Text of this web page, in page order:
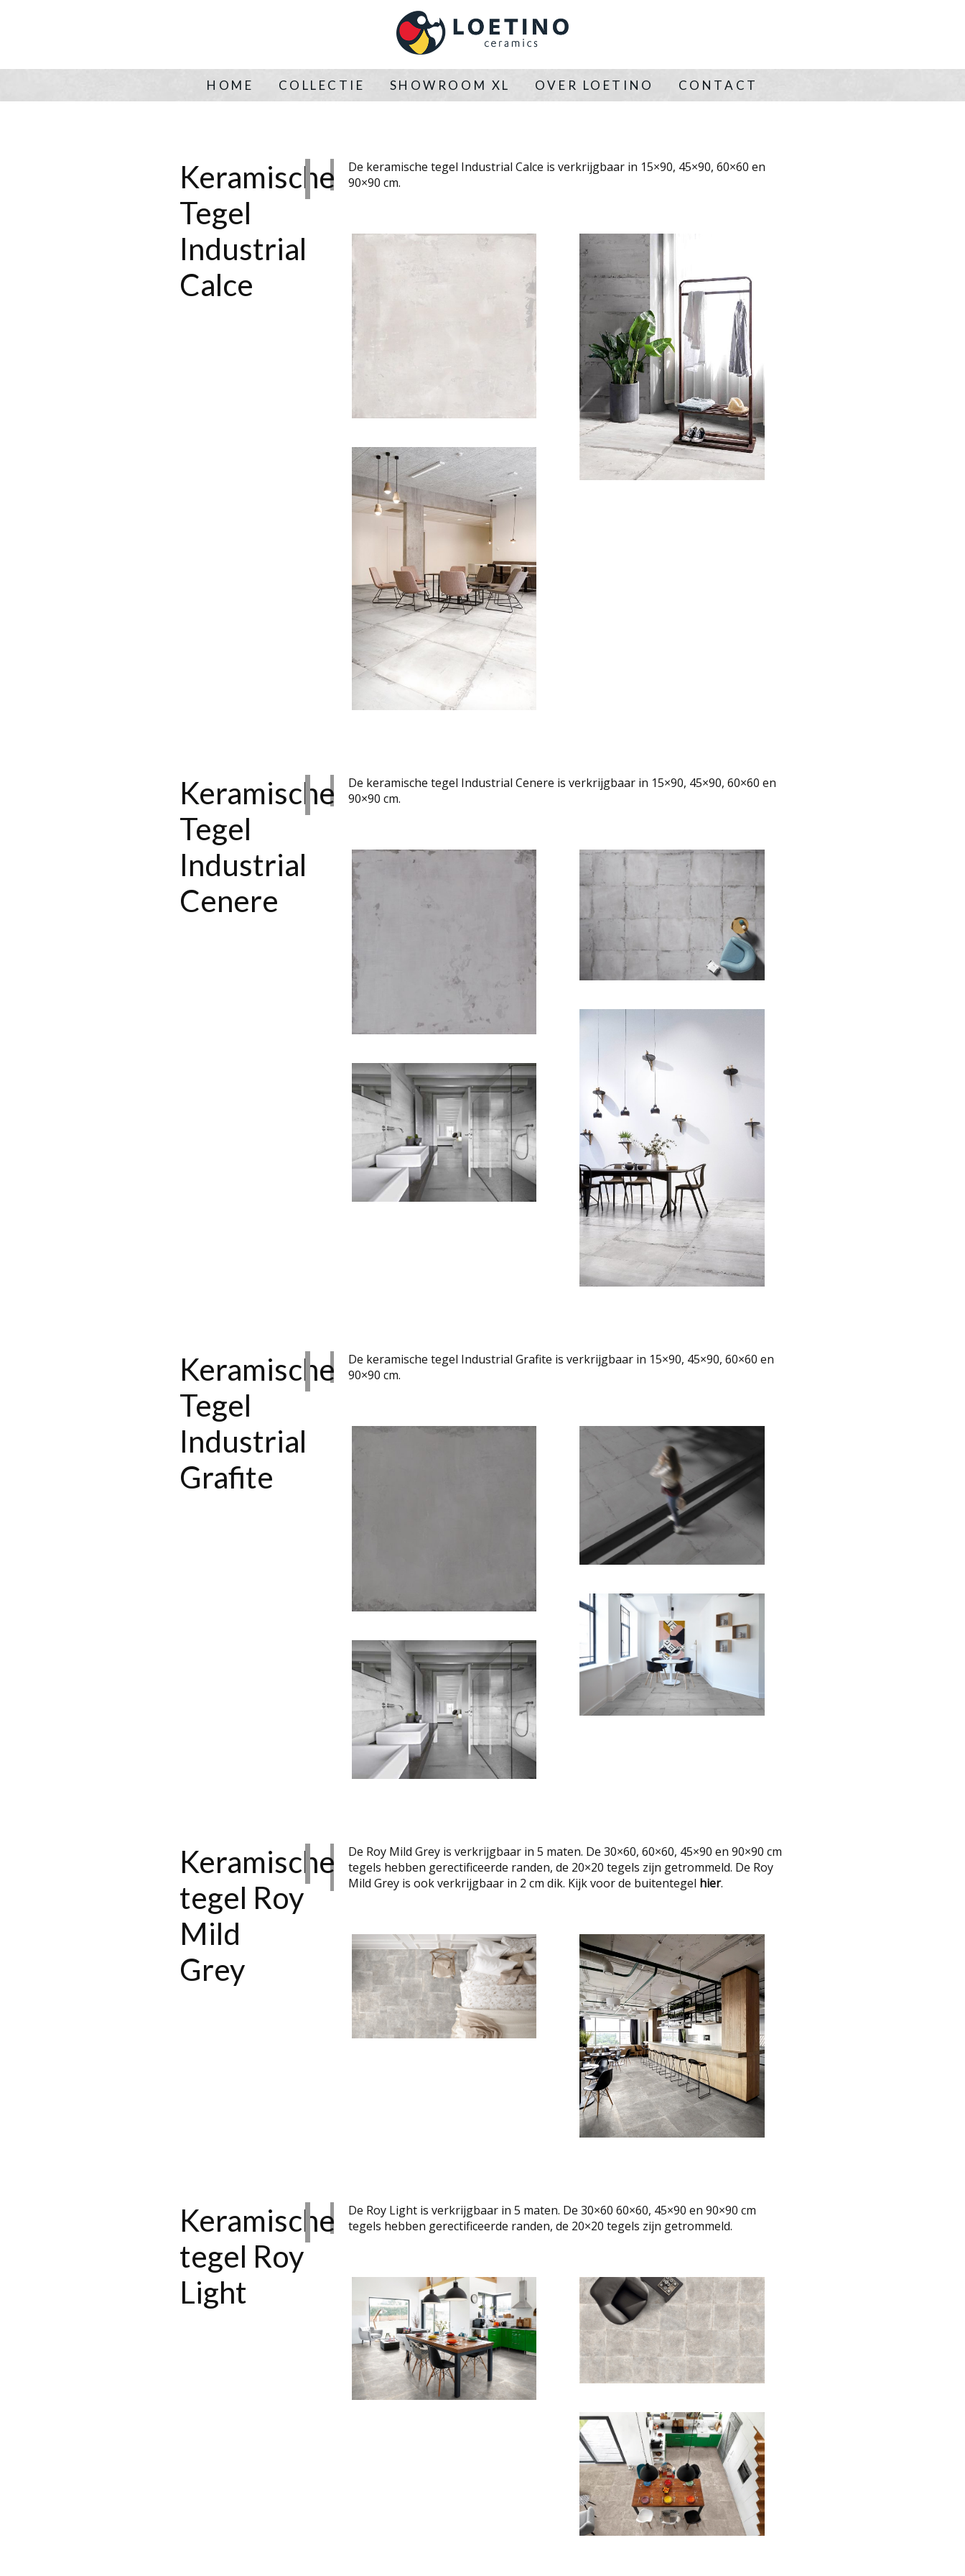
HOME COLLECTIE SHOWROOM XL OVER LOETINO CONTACT
Keramische
Tegel
Industrial
Calce
De keramische tegel Industrial Calce is verkrijgbaar in 15×90, 45×90, 60×60 en
90×90 cm.
Keramische
Tegel
Industrial
Cenere
De keramische tegel Industrial Cenere is verkrijgbaar in 15×90, 45×90, 60×60 en
90×90 cm.
Keramische
Tegel
Industrial
Grafite
De keramische tegel Industrial Grafite is verkrijgbaar in 15×90, 45×90, 60×60 en
90×90 cm.
Keramische
tegel Roy
Mild
Grey
De Roy Mild Grey is verkrijgbaar in 5 maten. De 30×60, 60×60, 45×90 en 90×90 cm
tegels hebben gerectificeerde randen, de 20×20 tegels zijn getrommeld. De Roy
Mild Grey is ook verkrijgbaar in 2 cm dik. Kijk voor de buitentegel hier.
Keramische
tegel Roy
Light
De Roy Light is verkrijgbaar in 5 maten. De 30×60 60×60, 45×90 en 90×90 cm
tegels hebben gerectificeerde randen, de 20×20 tegels zijn getrommeld.